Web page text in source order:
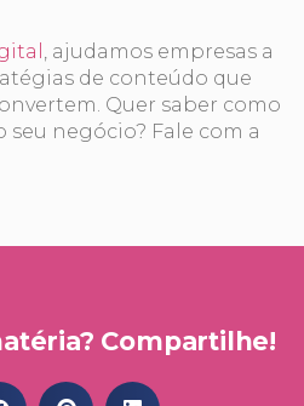
, ajudamos empresas a
de conteúdo que
Quer saber como
seu negócio? Fale com a
Compartilhe!